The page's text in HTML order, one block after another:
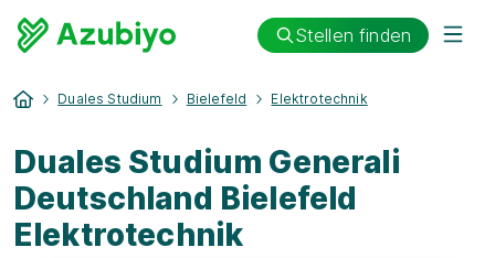
Stellen finden
Duales Studium Bielefeld Elektrotechnik
Duales Studium Generali
Deutschland Bielefeld
Elektrotechnik